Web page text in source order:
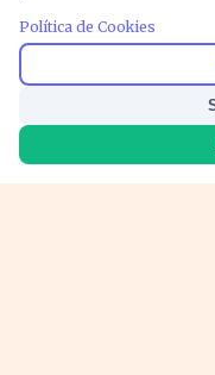
Noticias y
inversión y
para entender
Política de Cookies